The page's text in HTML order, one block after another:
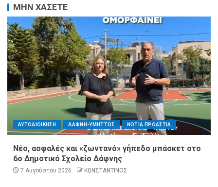
ΜΗΝ ΧΑΣΕΤΕ
ΑΥΤΟΔΙΟΙΚΗΣΗ ΔΑΦΝΗ-ΥΜΗΤΤΟΣ ΝΟΤΙΑ ΠΡΟΑΣΤΙΑ
Νέο, ασφαλές και «ζωντανό» γήπεδο μπάσκετ στο
6ο Δημοτικό Σχολείο Δάφνης
7 Αυγούστου 2026 ΚΩΝΣΤΑΝΤΙΝΟΣ